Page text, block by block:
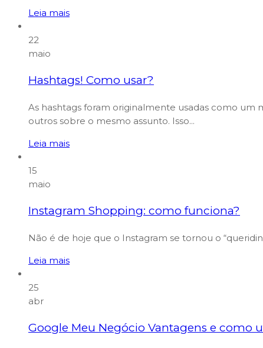
Leia mais
22
maio
Hashtags! Como usar?
As hashtags foram originalmente usadas como um
outros sobre o mesmo assunto. Isso...
Leia mais
15
maio
Instagram Shopping: como funciona?
Não é de hoje que o Instagram se tornou o
Leia mais
25
abr
Google Meu Negócio Vantagens e como